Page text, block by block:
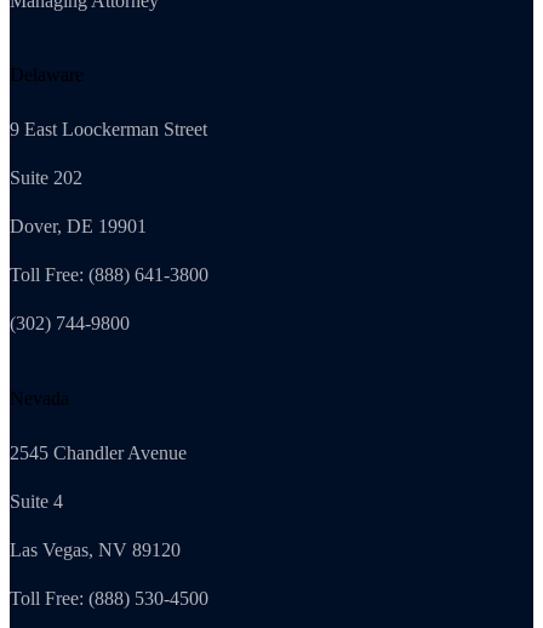
Delaware
9 East Loockerman Street
Suite 202
Dover, DE 19901
Toll Free: (888) 641-3800
(302) 744-9800
Nevada
2545 Chandler Avenue
Suite 4
Las Vegas, NV 89120
Toll Free: (888) 530-4500